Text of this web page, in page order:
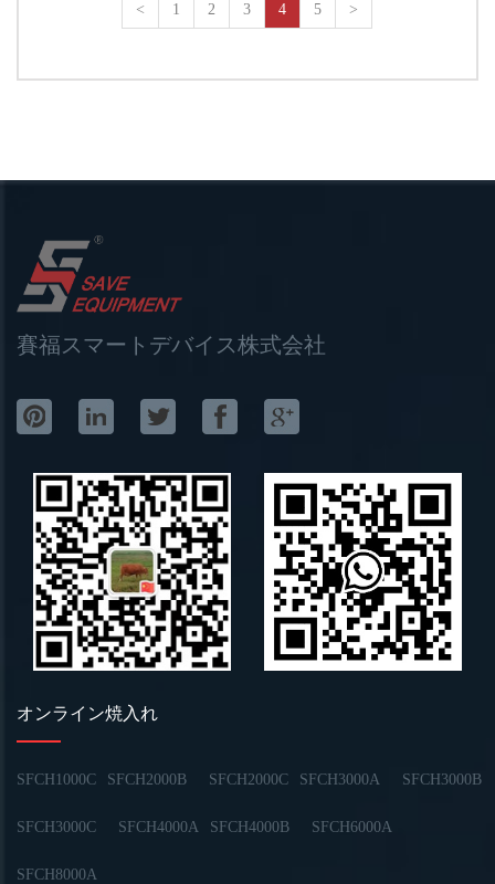
< 1 2 3 4 5 >
賽福スマートデバイス株式会社
オンライン焼入れ
SFCH1000C SFCH2000B SFCH2000C SFCH3000A SFCH3000B
SFCH3000C SFCH4000A SFCH4000B SFCH6000A
SFCH8000A